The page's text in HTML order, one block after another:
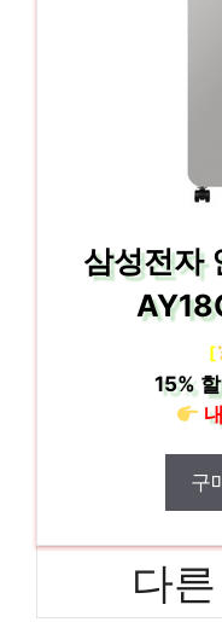
삼성전자
[
15%
구
다
시프이컴 9엽